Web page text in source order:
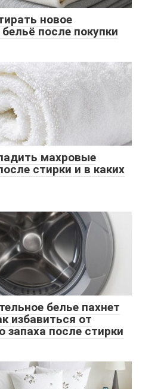
новое
после покупки
махровые
стирки и в каких
белье пахнет
избавиться от
запаха после стирки